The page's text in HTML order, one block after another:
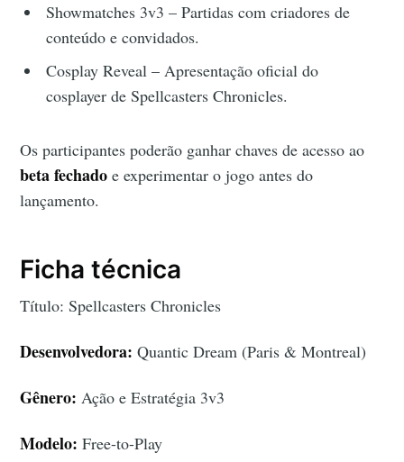
Showmatches 3v3 – Partidas com criadores de
conteúdo e convidados.
Cosplay Reveal – Apresentação oficial do
cosplayer de Spellcasters Chronicles.
Os participantes poderão ganhar chaves de acesso ao
beta fechado e experimentar o jogo antes do
lançamento.
Ficha técnica
Título: Spellcasters Chronicles
Desenvolvedora: Quantic Dream (Paris & Montreal)
Gênero: Ação e Estratégia 3v3
Modelo: Free-to-Play